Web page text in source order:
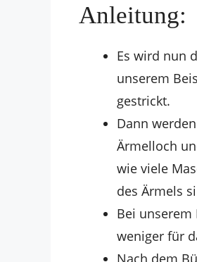
Anleitung:
Es wird nun
unserem
gestrickt.
Dann
Ärmelloch
wie viele
des Ärmels
Bei unserem
weniger für
Nach dem